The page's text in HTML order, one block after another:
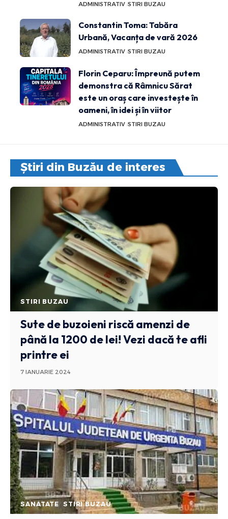
ADMINISTRATIV STIRI BUZAU
Constantin Toma: Tabăra
Urbană, Vacanța de vară 2026
ADMINISTRATIV STIRI BUZAU
Florin Ceparu: Împreună putem
demonstra că Râmnicu Sărat
este un oraș care investește în
oameni, în idei și în viitor
ADMINISTRATIV STIRI BUZAU
Știri din Buzău de interes
STIRI BUZAU
Sute de buzoieni riscă amenzi de
până la 1200 de lei! Vezi dacă te afli
printre ei
7 IANUARIE 2024
SANATATE STIRI BUZAU